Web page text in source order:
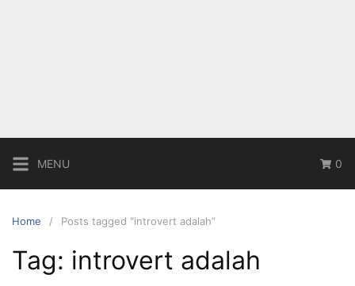
MENU 0
Home Posts tagged “introvert adalah”
Tag: introvert adalah